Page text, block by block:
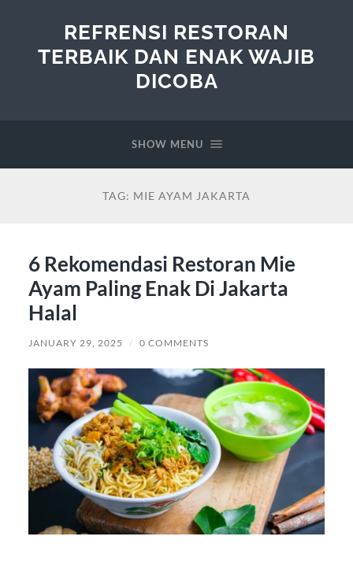
REFRENSI RESTORAN
TERBAIK DAN ENAK WAJIB
DICOBA
SHOW MENU
TAG: MIE AYAM JAKARTA
6 Rekomendasi Restoran Mie
Ayam Paling Enak Di Jakarta
Halal
JANUARY 29, 2025 / 0 COMMENTS